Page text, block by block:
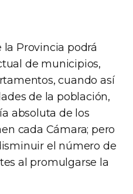
la Provincia podrá
de municipios,
cuando así
de la población,
absoluta de los
cada Cámara; pero
el número de
al promulgarse la